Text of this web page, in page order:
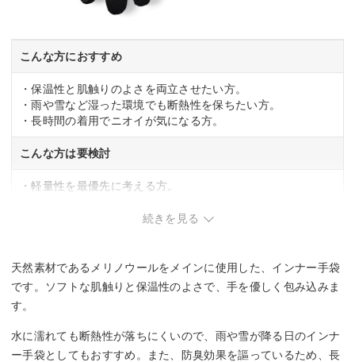
こんな方におすすめ
・保温性と肌触りのよさを両立させたい方。
・雨や雪など湿った環境でも断熱性を保ちたい方。
・長時間の着用でニオイが気になる方。
こんな方は要検討
・軽量性を最優先に考える方。
続きを見る
天然素材であるメリノウールをメインに使用した、インナー手袋
です。ソフトな肌触りと保温性のよさで、手を優しく包み込みま
す。
水に濡れても断熱性が落ちにくいので、雨や雪が降る日のインナ
ー手袋としてもおすすめ。また、防臭効果を謳っているため、長